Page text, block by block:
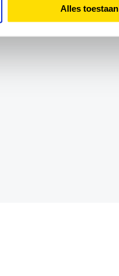
Alles toestaan